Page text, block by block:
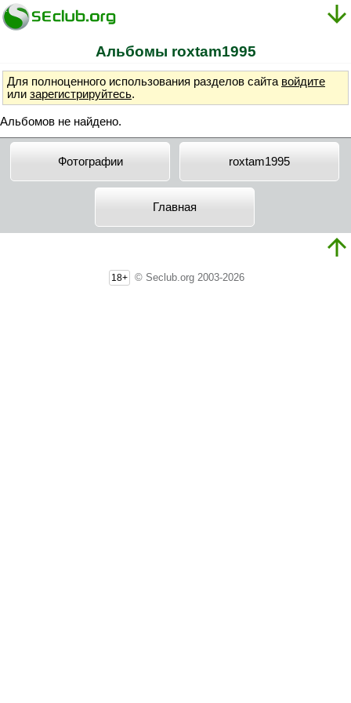
Альбомы roxtam1995
Для полноценного использования разделов сайта войдите
или зарегистрируйтесь.
Альбомов не найдено.
Фотографии roxtam1995
Главная
18+ © Seclub.org 2003-2026